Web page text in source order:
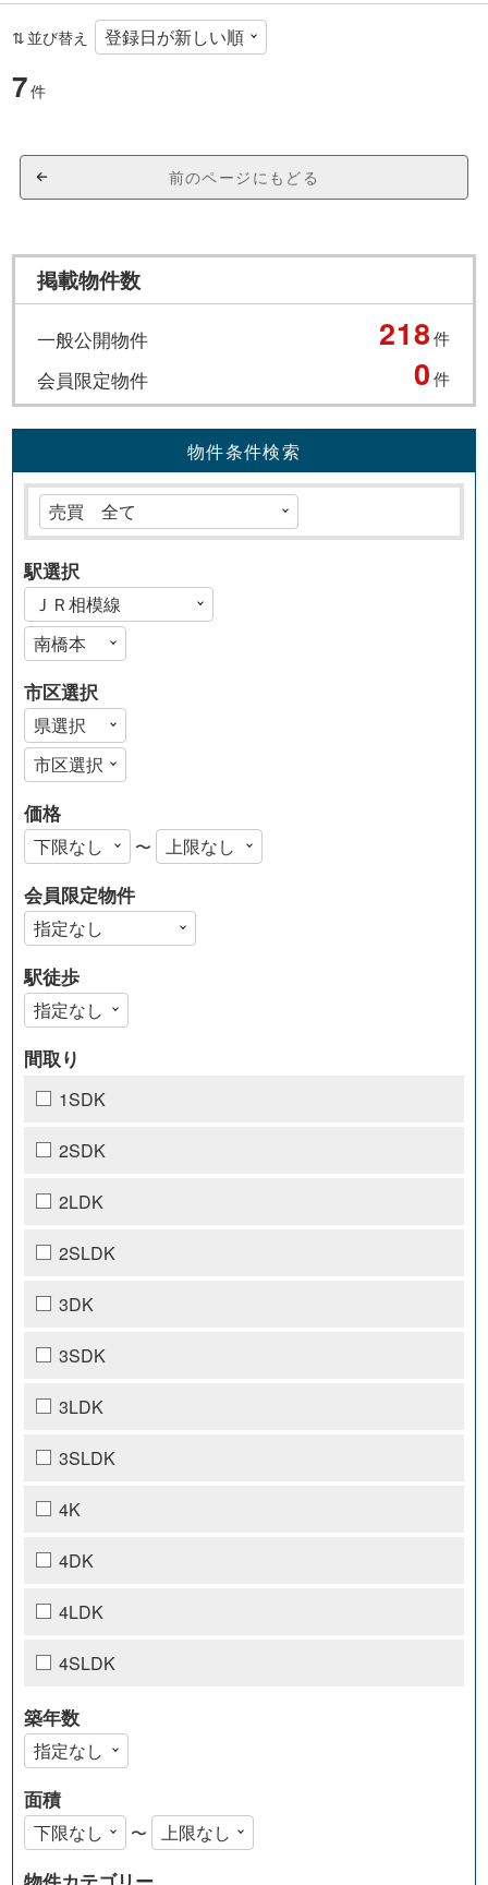
並び替え
7件
前のページにもどる
掲載物件数
一般公開物件 218件
会員限定物件 0件
物件条件検索
駅選択
市区選択
価格
〜
会員限定物件
駅徒歩
間取り
1SDK
2SDK
2LDK
2SLDK
3DK
3SDK
3LDK
3SLDK
4K
4DK
4LDK
4SLDK
築年数
面積
〜